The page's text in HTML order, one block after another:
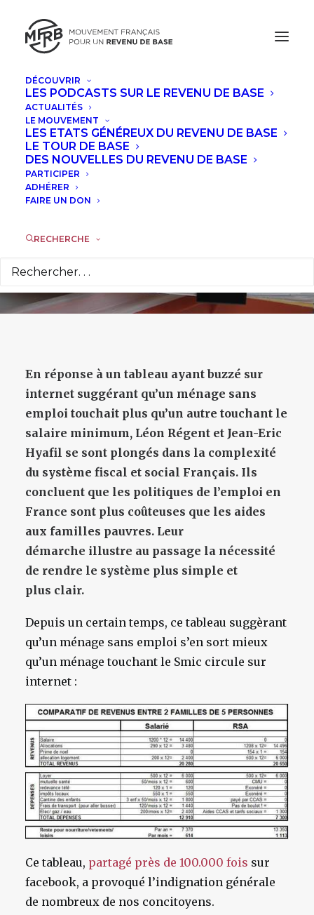
DÉCOUVRIR
LES PODCASTS SUR LE REVENU DE BASE
ACTUALITÉS
LE MOUVEMENT
LES ETATS GÉNÉREUX DU REVENU DE BASE
LE TOUR DE BASE
DES NOUVELLES DU REVENU DE BASE
PARTICIPER
ADHÉRER
FAIRE UN DON
RECHERCHE
Mensonges et
vérités sur l'aide
29 AOÛT 2013 |
En réponse à un tableau ayant buzzé sur
internet suggérant qu’un ménage sans
emploi touchait plus qu’un autre touchant le
salaire minimum, Léon Régent et Jean-Eric
Hyafil se sont plongés dans la complexité
du système fiscal et social Français. Ils
concluent que les politiques de l’emploi en
France sont plus coûteuses que les aides
aux familles pauvres. Leur
démarche illustre au passage la nécessité
de rendre le système plus simple et
plus clair.
Depuis un certain temps, ce tableau suggèrant
qu’un ménage sans emploi s’en sort mieux
qu’un ménage touchant le Smic circule sur
internet :
Ce tableau, partagé près de 100.000 fois sur
facebook, a provoqué l’indignation générale
de nombreux de nos concitoyens.